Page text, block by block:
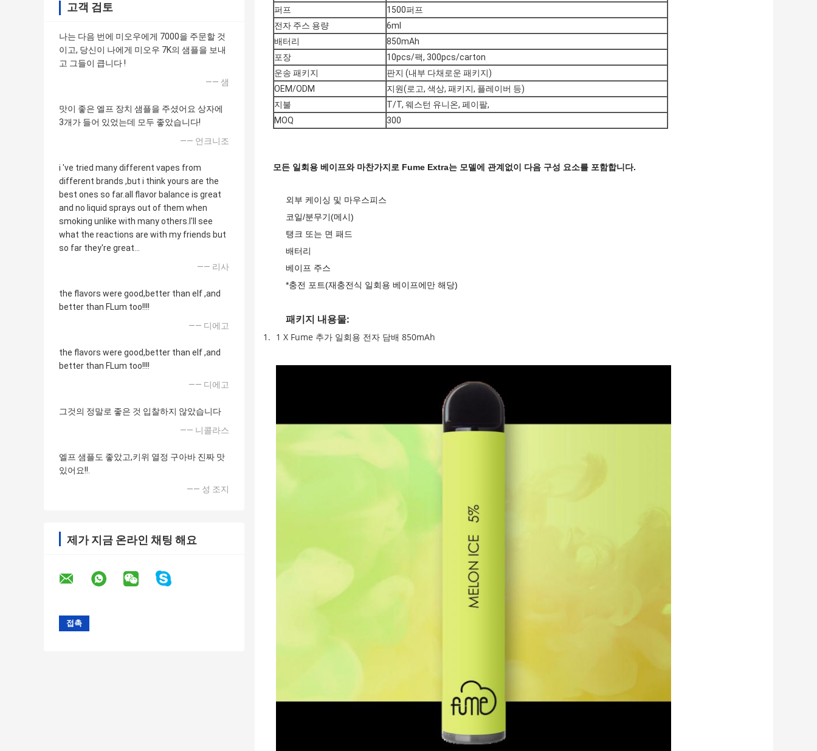
고객 검토
나는 다음 번에 미오우에게 7000을 주문할 것
이고, 당신이 나에게 미오우 7K의 샘플을 보내
고 그들이 큽니다 !
—— 샘
맛이 좋은 엘프 장치 샘플을 주셨어요 상자에
3개가 들어 있었는데 모두 좋았습니다!
—— 언크니조
i 've tried many different vapes from
different brands ,but i think yours are the
best ones so far.all flavor balance is great
and no liquid sprays out of them when
smoking unlike with many others.I'll see
what the reactions are with my friends but
so far they're great...
—— 리사
the flavors were good,better than elf ,and
better than FLum too!!!!
—— 디에고
the flavors were good,better than elf ,and
better than FLum too!!!!
—— 디에고
그것의 정말로 좋은 것 입찰하지 않았습니다
—— 니콜라스
엘프 샘플도 좋았고,키위 열정 구아바 진짜 맛
있어요!!.
—— 성 조지
제가 지금 온라인 채팅 해요
퍼프
1500퍼프
전자 주스 용량
6ml
배터리
850mAh
포장
10pcs/팩, 300pcs/carton
운송 패키지
판지 (내부 다채로운 패키지)
OEM/ODM
지원(로고, 색상, 패키지, 플레이버 등)
지불
T/T, 웨스턴 유니온, 페이팔,
MOQ
300
모든 일회용 베이프와 마찬가지로 Fume Extra는 모델에 관계없이 다음 구성 요소를 포함합니다.
외부 케이싱 및 마우스피스
코일/분무기(메시)
탱크 또는 면 패드
배터리
베이프 주스
*충전 포트(재충전식 일회용 베이프에만 해당)
패키지 내용물:
1 X Fume 추가 일회용 전자 담배 850mAh